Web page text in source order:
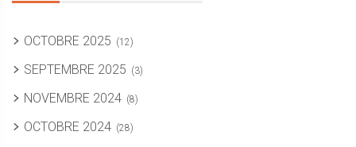
OCTOBRE 2025 (12)
SEPTEMBRE 2025 (3)
NOVEMBRE 2024 (8)
OCTOBRE 2024 (28)